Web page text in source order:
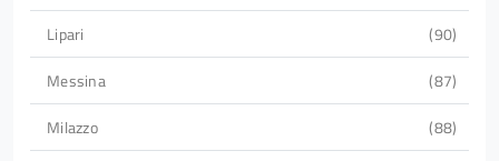
Lipari
90
Messina
87
Milazzo
88